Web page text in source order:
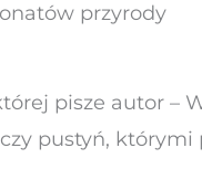
przyrody
pisze autor –
pustyń,